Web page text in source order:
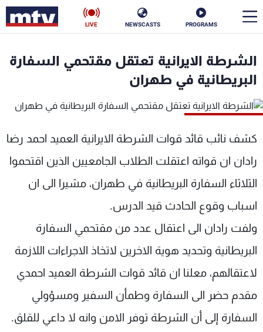
PROGRAMS
NEWSCASTS
LIVE
الشرطة الایرانیة تعتقل مقتحمي السفارة
البریطانیة في طهران
كشف نائب قائد قوات الشرطة الايرانية العمید احمد رضا
رادان ان قواته اعتقلت الطلاب الجامعیین الذین اقتحموا
الثلاثاء السفارة البریطانیة في طهران، مشيرا الى ان
اسباب وقوع الحادث قید الدرس.
ولفت رادان الی اعتقال عدد من مقتحمي السفارة
البریطانیة وتحدید هویة الاخرین لاتخاذ الاجراءات اللازمة
لاعتقالهم، معلنا ان قائد قوات الشرطة العمید احمدي
مقدم حضر الی السفارة وطمأن السفیر ومسؤولي
السفارة إلى أن الشرطة توفر الامن وانه لا داعي للقلق.
الأخبار
سياسة ناس
إقتصاد فن
منوعات رياضة
كأس العالم
البرامج
جدول البرامج
شاهد البرامج
الترددات